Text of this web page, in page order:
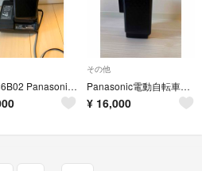
NKY536B02 Panasonic 電動自転車 バッテリー 充電器付き
その他
Panasonic電動自転車バッテリー NKY576B02A 8Ah
¥ 16,000